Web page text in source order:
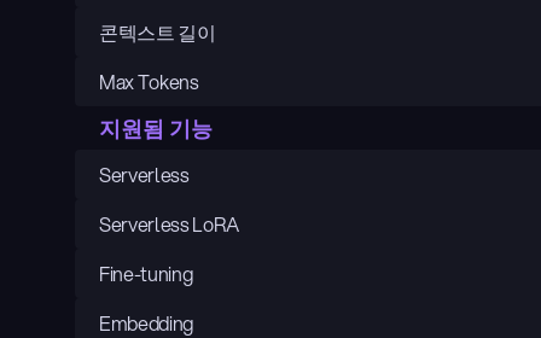
콘텍스트 길이
Max Tokens
지원됨 기능
Serverless
Serverless LoRA
Fine-tuning
Embedding